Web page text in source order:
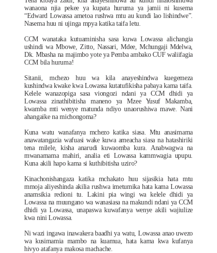
wanaona njia pekee ya kupata huruma ya jamii ni kusema
“Edward Lowassa ametoa rushwa mtu au kundi lao lishindwe”.
Nasema huu ni ujinga mpya katika taifa letu.
CCM wanataka kutuaminisha sasa kuwa Lowassa alichangia
ushindi wa Mbowe, Zitto, Nassari, Mdee, Mchungaji Mdelwa,
Dk. Mbasha na majimbo yote ya Pemba ambako CUF waliifagia
CCM bila huruma!
Sitanii, mchezo huu wa kila anayeshindwa kuegemeza
kushindwa kwake kwa Lowassa kutatufikisha pabaya kama taifa.
Kelele wanazopiga sasa viongozi ndani ya CCM dhidi ya
Lowassa zinathibitisha maneno ya Mzee Yusuf Makamba,
kwamba mti wenye matunda ndiyo unaorushiwa mawe. Nani
ahangaike na michongoma?
Kuna watu wanafanya mchezo katika siasa. Mtu anasimama
anawatangazia wafuasi wake kuwa ameacha siasa na hatashiriki
tena milele, kisha anarudi kuwaomba kura. Anabwagwa na
mwanamama mahiri, analia eti Lowassa kammwagia upupu.
Kuna akili hapo kama si kuthibitisha uziro?
Kinachonishangaza katika mchakato huu sijasikia hata mtu
mmoja aliyeshinda akilia rushwa imetumika hata kama Lowassa
anamsikia redioni tu. Lakini pia wingi wa kelele dhidi ya
Lowassa na muungano wa wanasiasa na makundi ndani ya CCM
dhidi ya Lowassa, unapaswa kuwafanya wenye akili wajiulize
kwa nini Lowassa.
Ni wazi ingawa inawakera baadhi ya watu, Lowassa anao uwezo
wa kusimamia mambo na kuamua, hata kama kwa kufanya
hivyo atafanya makosa machache.